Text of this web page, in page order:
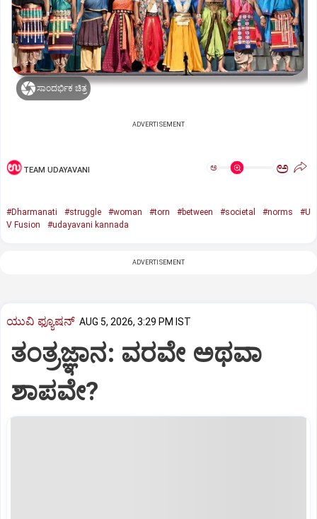
ಸಾಂದರ್ಭಿಕ ಚಿತ್ರ
ADVERTISEMENT
TEAM UDAYAVANI ಅ ಅ
#Dharmanati #struggle #woman #torn #between #societal #norms
#U
V Fusion
#udayavani kannada
ADVERTISEMENT
ಯುವಿ ಫ್ಯೂಷನ್ AUG 5, 2026, 3:29 PM IST
ತಂತ್ರಜ್ಞಾನ: ವರವೇ ಅಥವಾ
ಶಾಪವೇ?